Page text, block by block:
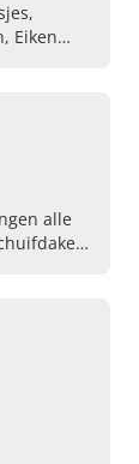
Eiken
alle